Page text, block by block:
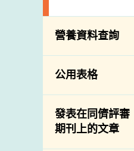
營養資料查詢
公用表格
發表在同儕評審
期刊上的文章